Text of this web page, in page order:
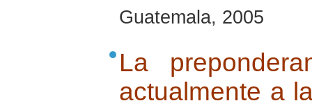
Guatemala, 2005
La
actualmente a